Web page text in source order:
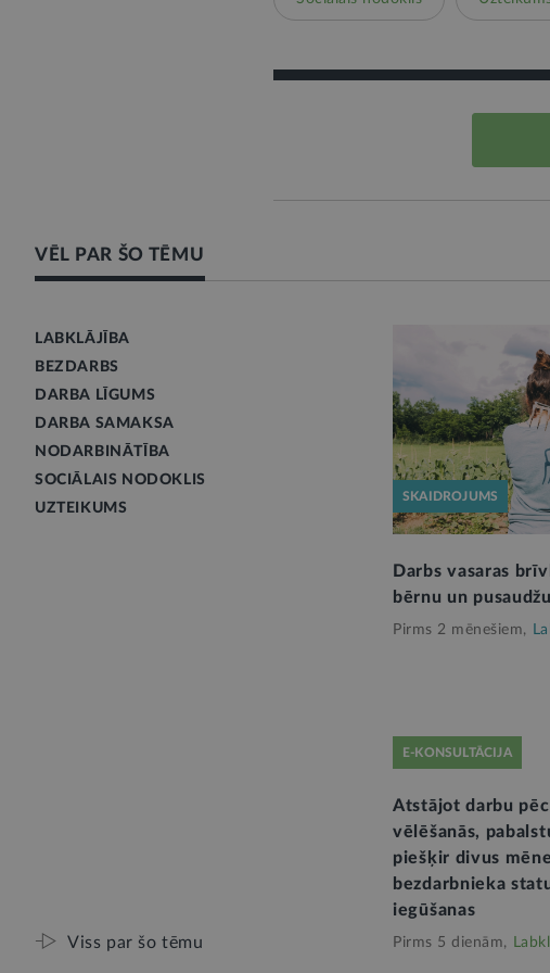
VĒL PAR ŠO TĒMU
LABKLĀJĪBA
BEZDARBS
DARBA LĪGUMS
DARBA SAMAKSA
NODARBINĀTĪBA
SOCIĀLAIS NODOKLIS
UZTEIKUMS
SKAIDROJUMS
Darbs vasaras
bērnu un
Pirms 2 mēnešiem,
E-KONSULTĀCIJA
Atstājot darbu pēc
vēlēšanās,
piešķir divus
bezdarbnieka
iegūšanas
Pirms 5 dienām,
Viss par šo tēmu